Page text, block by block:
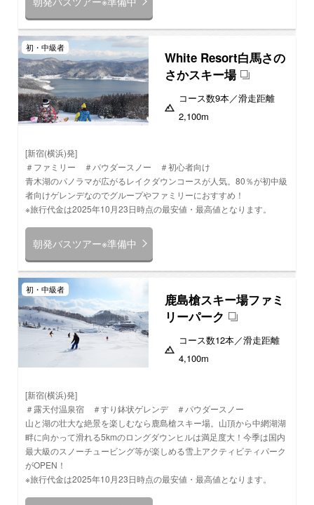
初・中級者
White Resort白馬さの
さかスキー場
コース数9本／滑走距離
2,100m
[新宿(横浜)発]
＃ファミリー ＃パウダースノー ＃初心者向け
青木湖のパノラマが広がるレイクダウンコースが人気。80％が初中級
者向けゲレンデなのでグループやファミリーにおすすめ！
※旅行代金は2025年10月23日時点の最安値・最高値となります。
朝発バスツアー※準備中
初・中級者
鹿島槍スキー場ファミ
リーパーク
コース数12本／滑走距離
4,100m
[新宿(横浜)発]
＃露天付温泉宿 ＃すり鉢状ゲレンデ ＃パウダースノー
山と湖の壮大な絶景を楽しむなら鹿島槍スキー場。山頂から中網湖湖
畔に向かって滑れる5kmのロングダウンヒルは満足度大！今季は国内
最大級のスノーチュービング等が楽しめる雪上アクティビティパーク
がOPEN！
※旅行代金は2025年10月23日時点の最安値・最高値となります。